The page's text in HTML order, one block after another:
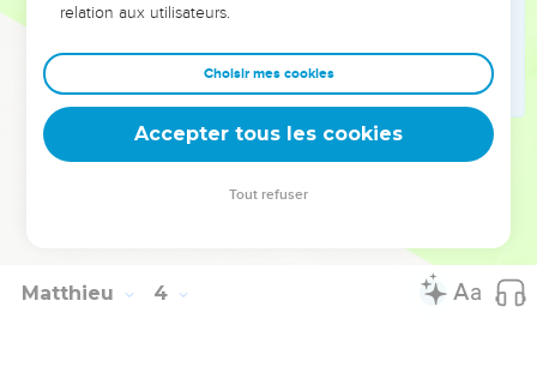
Dès que Jésus est baptisé, il sort de l’eau. Au même
descend comme une colombe et qui vient sur lui.
Une voix vient du ciel et dit : « Celui-ci est mon Fils très
aimé. C’est lui que j’ai choisi avec joie. »
© Société biblique française – Bibli’O, 2000, avec autorisation. Pour vous procurer
Matthieu 4
relation aux utilisateurs.
Choisir mes cookies
Accepter tous les cookies
Tout refuser